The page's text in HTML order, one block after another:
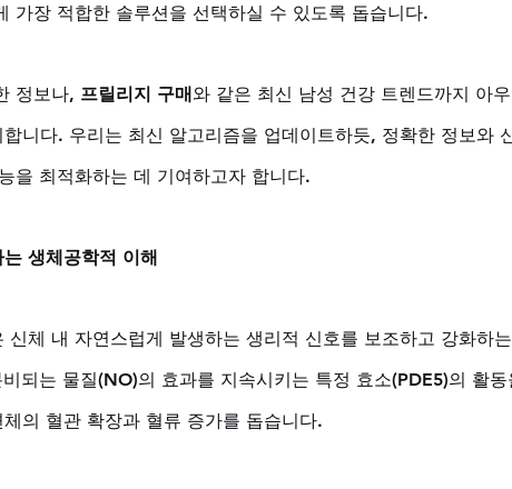
가장 적합한 솔루션을 선택하실 수 있도록 돕습니다.
정보나, 프릴리지 구매와 같은 최신 남성 건강 트렌드까지 아
니다. 우리는 최신 알고리즘을 업데이트하듯, 정확한 정보와
을 최적화하는 데 기여하고자 합니다.
생체공학적 이해
신체 내 자연스럽게 발생하는 생리적 신호를 보조하고 강화하는
되는 물질(NO)의 효과를 지속시키는 특정 효소(PDE5)의 활동
의 혈관 확장과 혈류 증가를 돕습니다.